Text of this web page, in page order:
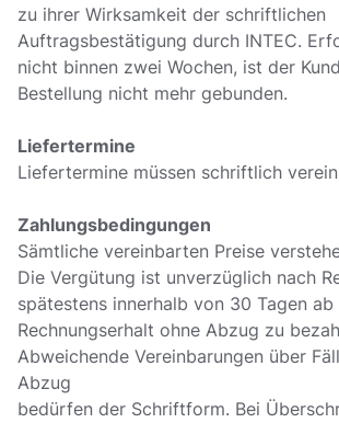
zu ihrer Wirksamkeit der schriftlichen
Auftragsbestätigung durch INTEC.
nicht binnen zwei Wochen, ist der
Bestellung nicht mehr gebunden.
Liefertermine
Liefertermine müssen schriftlich
Zahlungsbedingungen
Sämtliche vereinbarten Preise
Die Vergütung ist unverzüglich nach
spätestens innerhalb von 30 Tagen ab
Rechnungserhalt ohne Abzug zu
Abweichende Vereinbarungen über
Abzug
bedürfen der Schriftform. Bei